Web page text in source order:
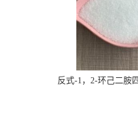
反式-1，2-环己二胺